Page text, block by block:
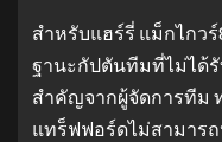
สำหรับแฮร์รี่ แม็กไกว
ฐานะกัปตันทีมที่ไม่ได้รั
สำคัญจากผู้จัดการทีม
แทร็ฟฟอร์ดไม่สามาร